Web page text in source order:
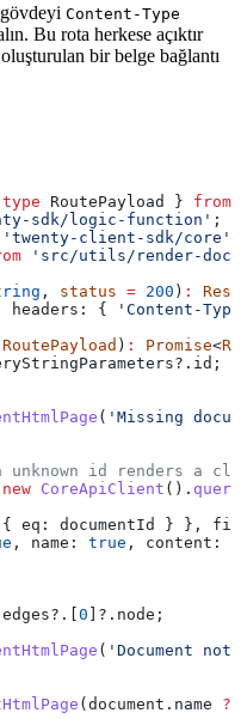
Content-Type
Bu rota herkese açıktır
bir belge bağlantı
type RoutePayload } from
sdk/logic-function' ;
'twenty-client-sdk/core'
'src/utils/render-
, status = 200 ) :
headers: {
'Content-
RoutePayload ) : Promise<
?. id ;
( 'Missing
unknown id renders a
new CoreApiClient (). query
{ eq: documentId } },
, name: true , content:
edges?.[0 ]?. node ;
( 'Document
(document . name ??